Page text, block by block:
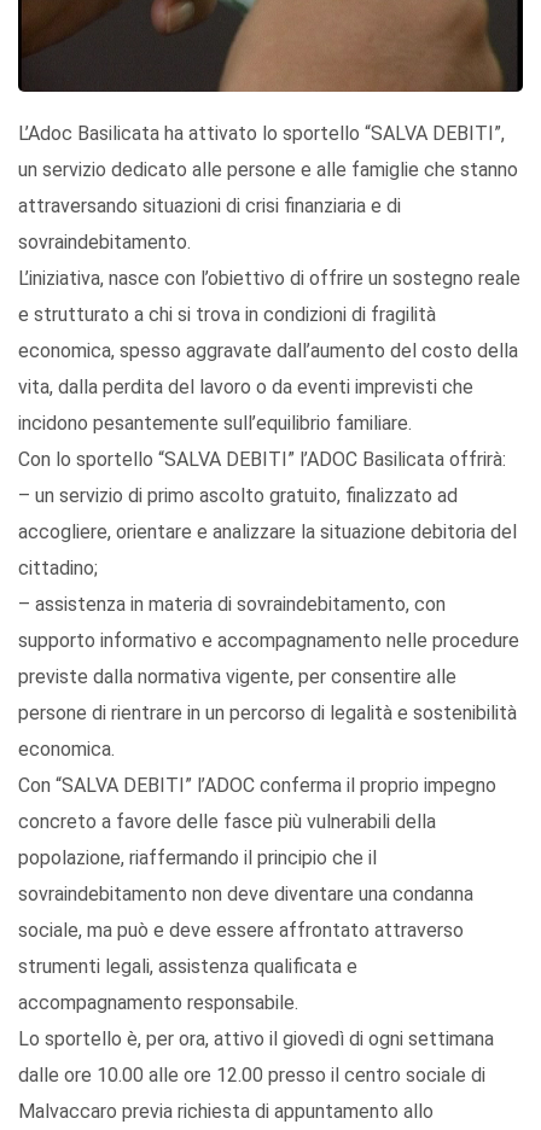
L’Adoc Basilicata ha attivato lo sportello “SALVA DEBITI”,
un servizio dedicato alle persone e alle famiglie che stanno
attraversando situazioni di crisi finanziaria e di
sovraindebitamento.
L’iniziativa, nasce con l’obiettivo di offrire un sostegno reale
e strutturato a chi si trova in condizioni di fragilità
economica, spesso aggravate dall’aumento del costo della
vita, dalla perdita del lavoro o da eventi imprevisti che
incidono pesantemente sull’equilibrio familiare.
Con lo sportello “SALVA DEBITI” l’ADOC Basilicata offrirà:
– un servizio di primo ascolto gratuito, finalizzato ad
accogliere, orientare e analizzare la situazione debitoria del
cittadino;
– assistenza in materia di sovraindebitamento, con
supporto informativo e accompagnamento nelle procedure
previste dalla normativa vigente, per consentire alle
persone di rientrare in un percorso di legalità e sostenibilità
economica.
Con “SALVA DEBITI” l’ADOC conferma il proprio impegno
concreto a favore delle fasce più vulnerabili della
popolazione, riaffermando il principio che il
sovraindebitamento non deve diventare una condanna
sociale, ma può e deve essere affrontato attraverso
strumenti legali, assistenza qualificata e
accompagnamento responsabile.
Lo sportello è, per ora, attivo il giovedì di ogni settimana
dalle ore 10.00 alle ore 12.00 presso il centro sociale di
Malvaccaro previa richiesta di appuntamento allo